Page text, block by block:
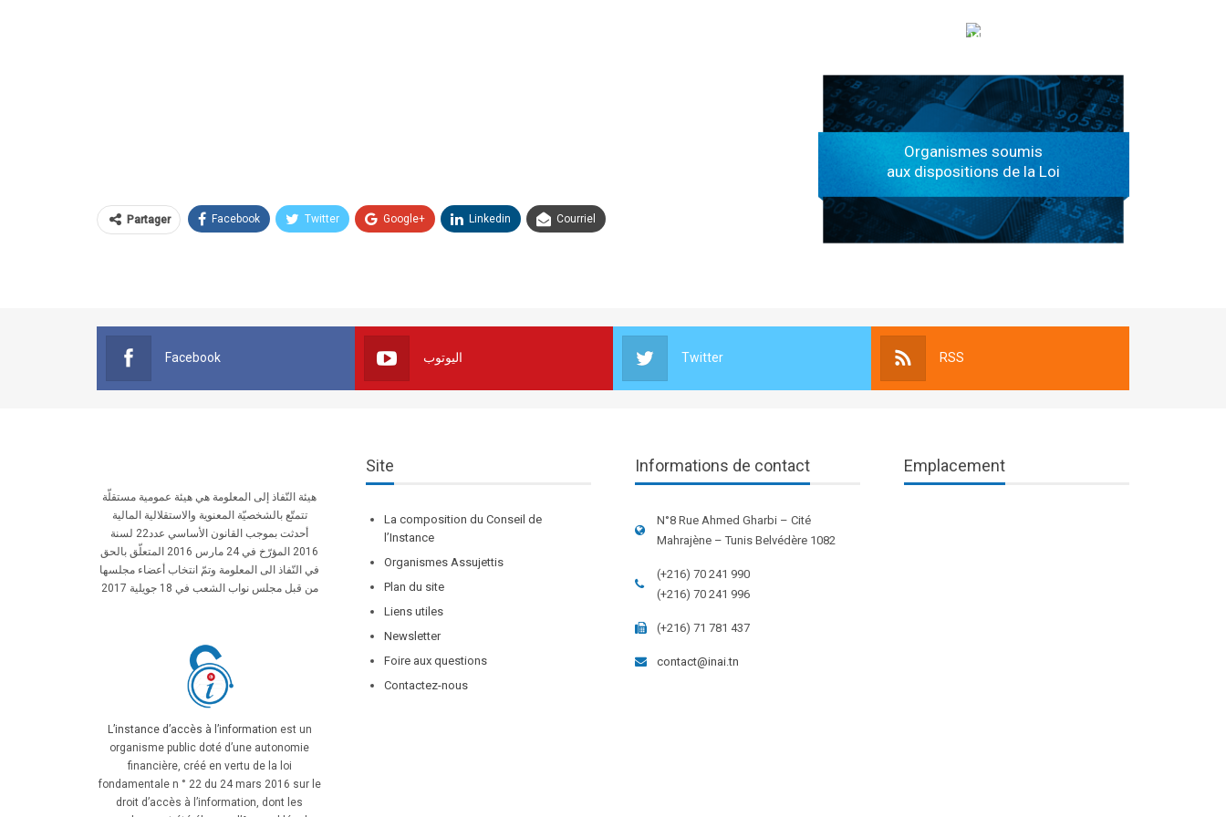
Partager Facebook Twitter Google+ Linkedin Courriel
الهياكل الخاضعة لقانون النفاذ إلى المعلومة
Organismes soumis
aux dispositions de la Loi
Facebook اليوتوب Twitter RSS
هيئة النّفاذ إلى المعلومة هي هيئة عمومية مستقلّة
تتمتّع بالشخصيّة المعنوية والاستقلالية المالية
أحدثت بموجب القانون الأساسي عدد22 لسنة
2016 المؤرّخ في 24 مارس 2016 المتعلّق بالحق
في النّفاذ الى المعلومة وتمّ انتخاب أعضاء مجلسها
من قبل مجلس نواب الشعب في 18 جويلية 2017
L’instance d’accès à l’information est un
organisme public doté d’une autonomie
financière, créé en vertu de la loi
fondamentale n ° 22 du 24 mars 2016 sur le
droit d’accès à l’information, dont les
Site
La composition du Conseil de
l’Instance
Organismes Assujettis
Plan du site
Liens utiles
Newsletter
Foire aux questions
Contactez-nous
Informations de contact
N°8 Rue Ahmed Gharbi – Cité
Mahrajène – Tunis Belvédère 1082
(+216) 70 241 990
(+216) 70 241 996
(+216) 71 781 437
contact@inai.tn
Emplacement